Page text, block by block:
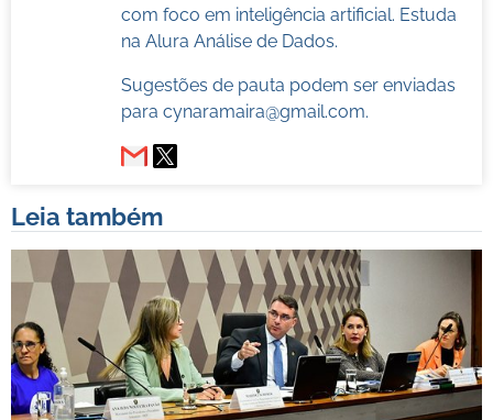
com foco em inteligência artificial. Estuda
na Alura Análise de Dados.
Sugestões de pauta podem ser enviadas
para cynaramaira@gmail.com.
Leia também